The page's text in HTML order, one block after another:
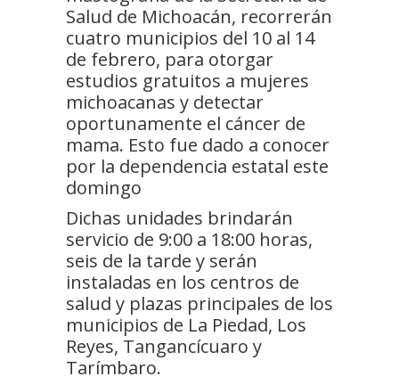
Salud de Michoacán, recorrerán
cuatro municipios del 10 al 14
de febrero, para otorgar
estudios gratuitos a mujeres
michoacanas y detectar
oportunamente el cáncer de
mama. Esto fue dado a conocer
por la dependencia estatal este
domingo
Dichas unidades brindarán
servicio de 9:00 a 18:00 horas,
seis de la tarde y serán
instaladas en los centros de
salud y plazas principales de los
municipios de La Piedad, Los
Reyes, Tangancícuaro y
Tarímbaro.